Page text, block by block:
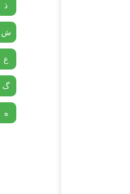
ذ
ش
ع
گ
ه